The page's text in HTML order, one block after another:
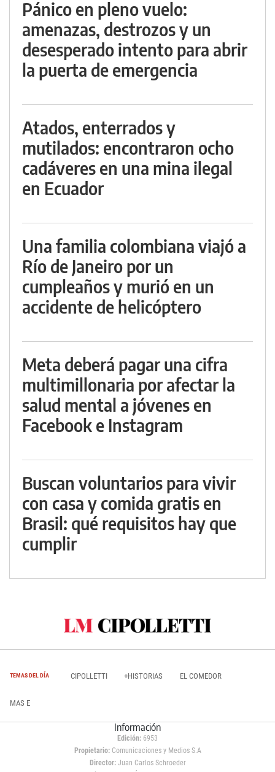
Pánico en pleno vuelo:
amenazas, destrozos y un
desesperado intento para abrir
la puerta de emergencia
Atados, enterrados y
mutilados: encontraron ocho
cadáveres en una mina ilegal
en Ecuador
Una familia colombiana viajó a
Río de Janeiro por un
cumpleaños y murió en un
accidente de helicóptero
Meta deberá pagar una cifra
multimillonaria por afectar la
salud mental a jóvenes en
Facebook e Instagram
Buscan voluntarios para vivir
con casa y comida gratis en
Brasil: qué requisitos hay que
cumplir
TEMAS DEL DÍA CIPOLLETTI +HISTORIAS EL COMEDOR
MAS E
Información
Edición: 6953
Propietario:Comunicaciones y Medios S.A
Director: Juan Carlos Schroeder